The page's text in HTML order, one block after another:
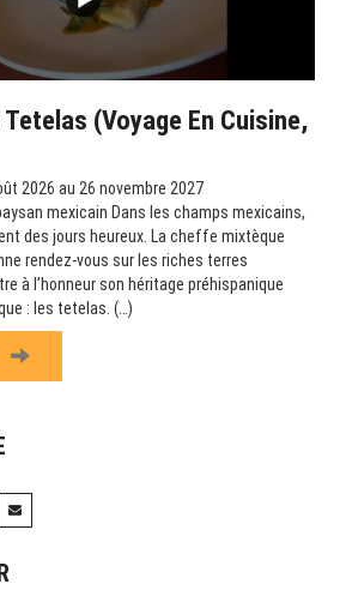
(Voyage En Cuisine,
2026 au 26 novembre 2027
mexicain Dans les champs mexicains,
des jours heureux. La cheffe mixtèque
rendez-vous sur les riches terres
à l’honneur son héritage préhispanique
: les tetelas. (…)